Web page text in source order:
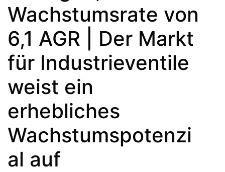
Wachstumsrate von
6,1 AGR | Der Markt
für Industrieventile
weist ein
erhebliches
Wachstumspotenzi
al auf